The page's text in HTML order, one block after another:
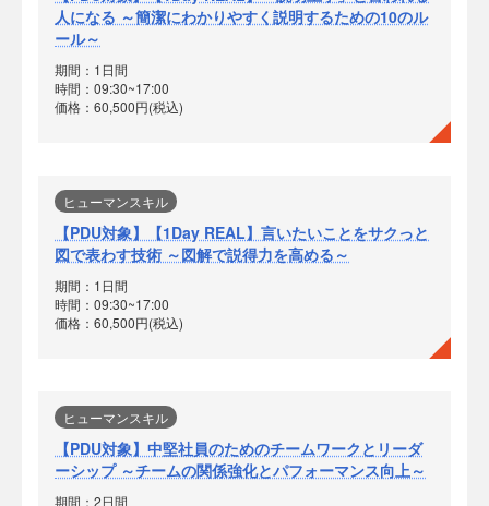
人になる ～簡潔にわかりやすく説明するための10のル
ール～
期間：1日間
時間：09:30~17:00
価格：60,500円(税込)
ヒューマンスキル
【PDU対象】【1Day REAL】言いたいことをサクっと
図で表わす技術 ～図解で説得力を高める～
期間：1日間
時間：09:30~17:00
価格：60,500円(税込)
ヒューマンスキル
【PDU対象】中堅社員のためのチームワークとリーダ
ーシップ ～チームの関係強化とパフォーマンス向上～
期間：2日間